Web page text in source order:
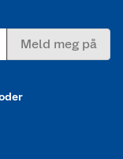
Meld meg på